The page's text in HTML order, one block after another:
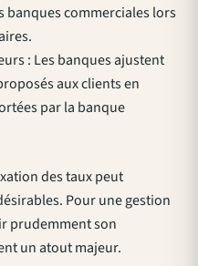
banques commerciales lors
: Les banques ajustent
aux clients en
par la banque
des taux peut
Pour une gestion
prudemment son
un atout majeur.